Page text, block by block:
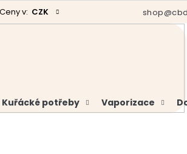
Analýzy a certifikáty Hodnocení obchodu
Ceny v: CZK
Kuřácké potřeby Vaporizace